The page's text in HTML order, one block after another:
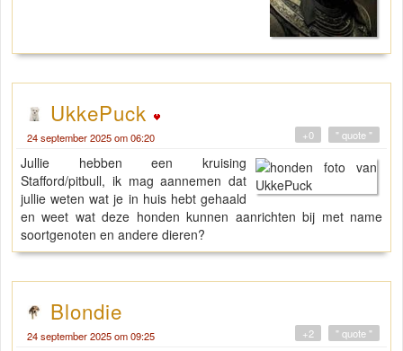
UkkePuck
24 september 2025 om 06:20 " quote "
+0
Jullie hebben een kruising
Stafford/pitbull, ik mag aannemen dat
jullie weten wat je in huis hebt gehaald
en weet wat deze honden kunnen aanrichten bij met name
soortgenoten en andere dieren?
Blondie
24 september 2025 om 09:25 " quote "
+2